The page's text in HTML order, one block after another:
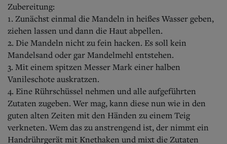
Zubereitung:
1. Zunächst einmal die Mandeln in heißes Wasser geben,
ziehen lassen und dann die Haut abpellen.
2. Die Mandeln nicht zu fein hacken. Es soll kein
Mandelsand oder gar Mandelmehl entstehen.
3. Mit einem spitzen Messer Mark einer halben
Vanileschote auskratzen.
4. Eine Rührschüssel nehmen und alle aufgeführten
Zutaten zugeben. Wer mag, kann diese nun wie in den
guten alten Zeiten mit den Händen zu einem Teig
verkneten. Wem das zu anstrengend ist, der nimmt ein
Handrührgerät mit Knethaken und mixt die Zutaten